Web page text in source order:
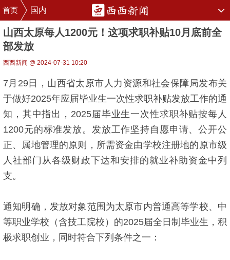
首页 国内
山西太原每人1200元！这项求职补贴10月底前全
部发放
西西新闻 @ 2024-07-31 10:20
7月29日，山西省太原市人力资源和社会保障局发布关
于做好2025年应届毕业生一次性求职补贴发放工作的通
知，其中指出，2025届毕业生一次性求职补贴按每人
1200元的标准发放。发放工作坚持自愿申请、公开公
正、属地管理的原则，所需资金由学校注册地的原市级
人社部门从各级财政下达和安排的就业补助资金中列
支。
通知明确，发放对象范围为太原市内普通高等学校、中
等职业学校（含技工院校）的2025届全日制毕业生，积
极求职创业，同时符合下列条件之一：